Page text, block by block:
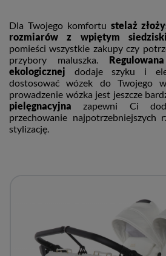
Dla Twojego komfortu stelaż
rozmiarów z wpiętym
pomieści wszystkie zakupy czy
przybory maluszka.
ekologicznej dodaje szyku i
dostosować wózek do Twojego
prowadzenie wózka jest jeszcze
pielęgnacyjna zapewni Ci
przechowanie najpotrzebniejszych
stylizację.